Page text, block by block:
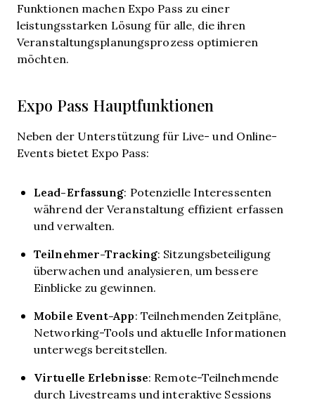
Funktionen machen Expo Pass zu einer
leistungsstarken Lösung für alle, die ihren
Veranstaltungsplanungsprozess optimieren
möchten.
Expo Pass Hauptfunktionen
Neben der Unterstützung für Live- und Online-
Events bietet Expo Pass:
Lead-Erfassung: Potenzielle Interessenten
während der Veranstaltung effizient erfassen
und verwalten.
Teilnehmer-Tracking: Sitzungsbeteiligung
überwachen und analysieren, um bessere
Einblicke zu gewinnen.
Mobile Event-App: Teilnehmenden Zeitpläne,
Networking-Tools und aktuelle Informationen
unterwegs bereitstellen.
Virtuelle Erlebnisse: Remote-Teilnehmende
durch Livestreams und interaktive Sessions